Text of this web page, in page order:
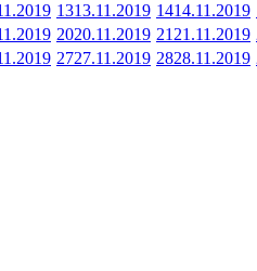
1313.11.2019 1414.11.2019
2020.11.2019 21 21.11.2019
2727.11.2019 2828.11.2019